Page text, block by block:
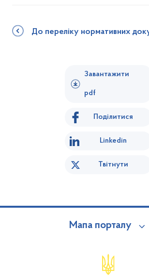
До переліку нормативних
Завантажити
pdf
Поділитися
Linkedin
Твітнути
Мапа порталу